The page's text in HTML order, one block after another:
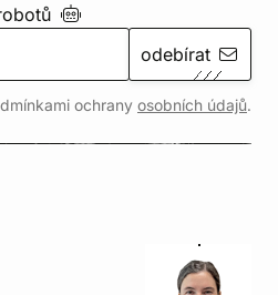
odebírat
ochrany osobních údajů.